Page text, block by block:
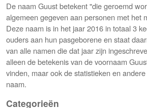
De naam Guust betekent "die geroemd
algemeen gegeven aan personen met het
Deze naam is in het jaar 2016 in totaal 3
ouders aan hun pasgeborene en staat
van alle namen die dat jaar zijn
alleen de betekenis van de voornaam
vinden, maar ook de statistieken en
naam.
Categorieën